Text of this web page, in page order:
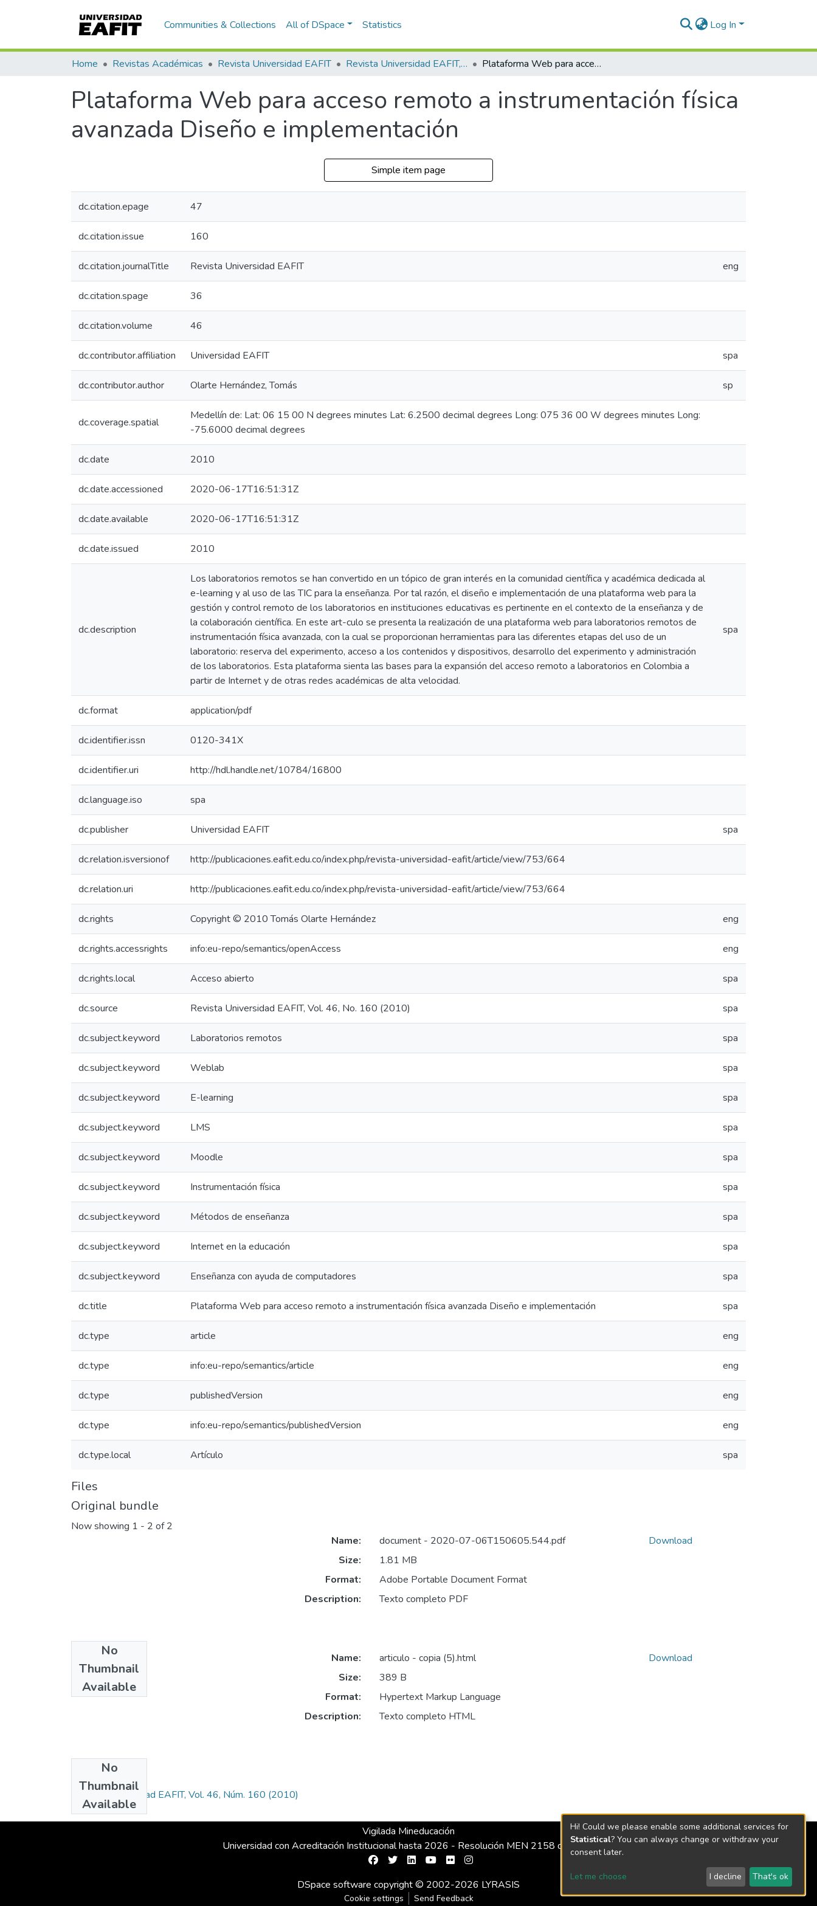
Communities & Collections All of DSpace Statistics Log In
Home Revistas Académicas Revista Universidad EAFIT Revista Universidad EAFIT, Vol. 46, Núm. 160 (2010) Plataforma Web para acceso remoto a instrumentación física avanzada Diseño e implementación
Plataforma Web para acceso remoto a instrumentación física
avanzada Diseño e implementación
Simple item page
dc.citation.epage 47
dc.citation.issue 160
dc.citation.journalTitle Revista Universidad EAFIT eng
dc.citation.spage 36
dc.citation.volume 46
dc.contributor.affiliation Universidad EAFIT spa
dc.contributor.author Olarte Hernández, Tomás sp
dc.coverage.spatial
Medellín de: Lat: 06 15 00 N degrees minutes Lat: 6.2500 decimal degrees Long: 075 36 00 W degrees minutes Long:
-75.6000 decimal degrees
dc.date 2010
dc.date.accessioned 2020-06-17T16:51:31Z
dc.date.available 2020-06-17T16:51:31Z
dc.date.issued 2010
dc.description
Los laboratorios remotos se han convertido en un tópico de gran interés en la comunidad científica y académica dedicada al
e-learning y al uso de las TIC para la enseñanza. Por tal razón, el diseño e implementación de una plataforma web para la
gestión y control remoto de los laboratorios en instituciones educativas es pertinente en el contexto de la enseñanza y de
la colaboración científica. En este art-culo se presenta la realización de una plataforma web para laboratorios remotos de
instrumentación física avanzada, con la cual se proporcionan herramientas para las diferentes etapas del uso de un
laboratorio: reserva del experimento, acceso a los contenidos y dispositivos, desarrollo del experimento y administración
de los laboratorios. Esta plataforma sienta las bases para la expansión del acceso remoto a laboratorios en Colombia a
partir de Internet y de otras redes académicas de alta velocidad.
spa
dc.format application/pdf
dc.identifier.issn 0120-341X
dc.identifier.uri http://hdl.handle.net/10784/16800
dc.language.iso spa
dc.publisher Universidad EAFIT spa
dc.relation.isversionof http://publicaciones.eafit.edu.co/index.php/revista-universidad-eafit/article/view/753/664
dc.relation.uri http://publicaciones.eafit.edu.co/index.php/revista-universidad-eafit/article/view/753/664
dc.rights Copyright © 2010 Tomás Olarte Hernández eng
dc.rights.accessrights info:eu-repo/semantics/openAccess eng
dc.rights.local Acceso abierto spa
dc.source Revista Universidad EAFIT, Vol. 46, No. 160 (2010) spa
dc.subject.keyword Laboratorios remotos spa
dc.subject.keyword Weblab spa
dc.subject.keyword E-learning spa
dc.subject.keyword LMS spa
dc.subject.keyword Moodle spa
dc.subject.keyword Instrumentación física spa
dc.subject.keyword Métodos de enseñanza spa
dc.subject.keyword Internet en la educación spa
dc.subject.keyword Enseñanza con ayuda de computadores spa
dc.title Plataforma Web para acceso remoto a instrumentación física avanzada Diseño e implementación spa
dc.type article eng
dc.type info:eu-repo/semantics/article eng
dc.type publishedVersion eng
dc.type info:eu-repo/semantics/publishedVersion eng
dc.type.local Artículo spa
Files
Original bundle
Now showing 1 - 2 of 2
No
Thumbnail
Available
Name:
document - 2020-07-06T150605.544.pdf
Size:
1.81 MB
Format:
Adobe Portable Document Format
Description:
Texto completo PDF
Download
No
Thumbnail
Available
Name:
articulo - copia (5).html
Size:
389 B
Format:
Hypertext Markup Language
Description:
Texto completo HTML
Download
Collections
Revista Universidad EAFIT, Vol. 46, Núm. 160 (2010)
Vigilada Mineducación
Universidad con Acreditación Institucional hasta 2026 - Resolución MEN 2158 de 2018
DSpace software copyright © 2002-2026 LYRASIS
Cookie settings Send Feedback
Hi! Could we please enable some additional services for
Statistical? You can always change or withdraw your
consent later.
Let me choose I decline That's ok